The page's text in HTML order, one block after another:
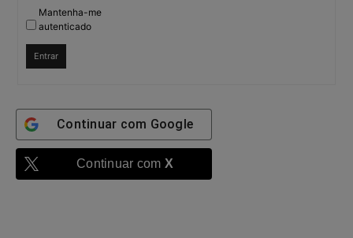
Mantenha-me
autenticado
Entrar
Continuar com Google
Continuar com X